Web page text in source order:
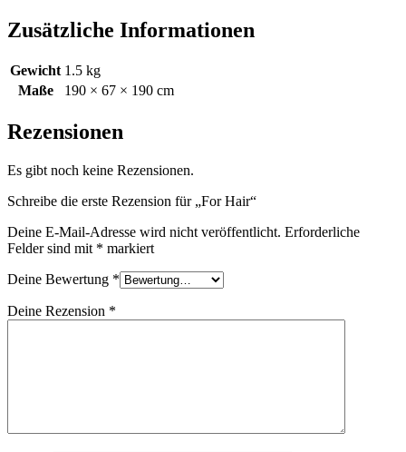
Zusätzliche Informationen
Gewicht 1.5 kg
Maße
190 × 67 × 190 cm
Rezensionen
Es gibt noch keine Rezensionen.
Schreibe die erste Rezension für „For Hair“
Deine E-Mail-Adresse wird nicht veröffentlicht. Erforderliche
Felder sind mit * markiert
Deine Bewertung *
Deine Rezension *